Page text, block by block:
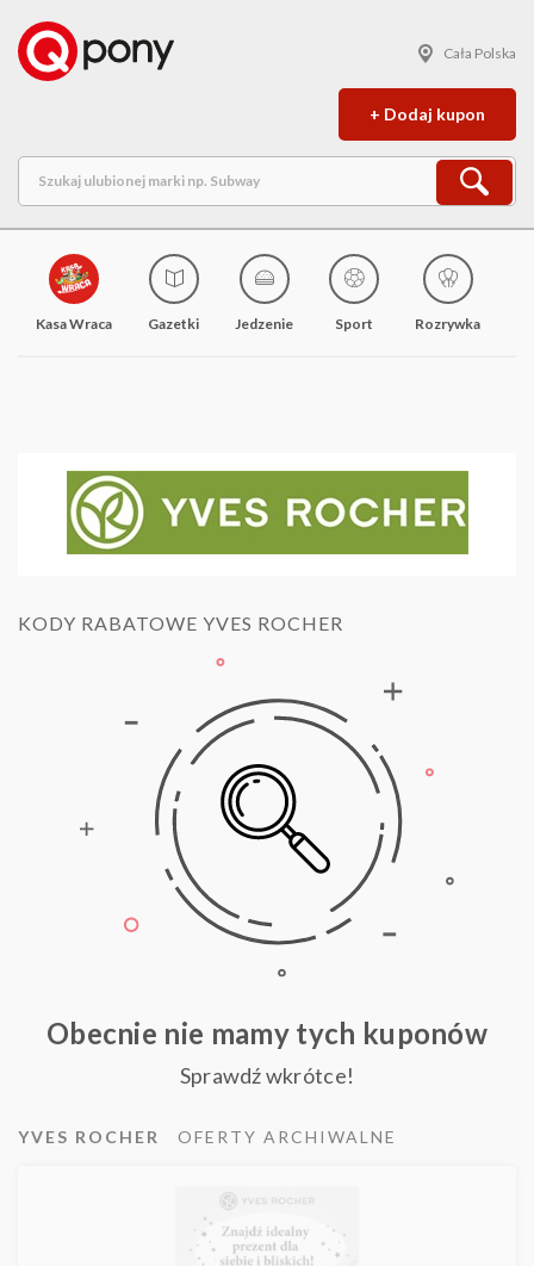
Cała Polska
+ Dodaj kupon
Kasa Wraca Gazetki Jedzenie Sport Rozrywka
KODY RABATOWE YVES ROCHER
Obecnie nie mamy tych kuponów
Sprawdź wkrótce!
YVES ROCHER OFERTY ARCHIWALNE